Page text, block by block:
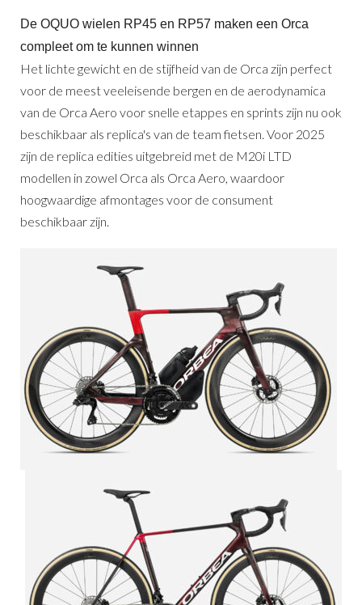
De OQUO wielen RP45 en RP57 maken een Orca
compleet om te kunnen winnen
Het lichte gewicht en de stijfheid van de Orca zijn perfect
voor de meest veeleisende bergen en de aerodynamica
van de Orca Aero voor snelle etappes en sprints zijn nu ook
beschikbaar als replica's van de team fietsen. Voor 2025
zijn de replica edities uitgebreid met de M20i LTD
modellen in zowel Orca als Orca Aero, waardoor
hoogwaardige afmontages voor de consument
beschikbaar zijn.